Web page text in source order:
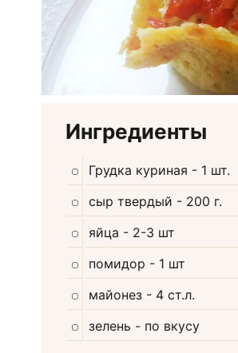
Ингредиенты
Грудка куриная - 1 шт.
сыр твердый - 200 г.
яйца - 2-3 шт
помидор - 1 шт
майонез - 4 ст.л.
зелень - по вкусу